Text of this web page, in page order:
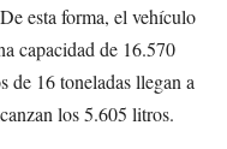
esta forma, el vehículo
capacidad de 16.570
de 16 toneladas llegan a
los 5.605 litros.